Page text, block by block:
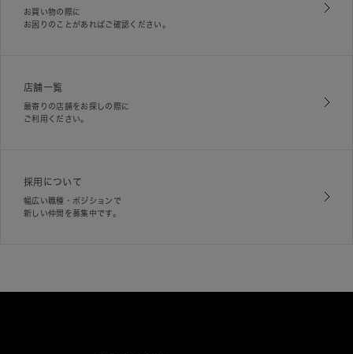
お買い物の際に
お困りのことがあればご確認ください。
店舗一覧
最寄りの店舗をお探しの際に
ご利用ください。
採用について
幅広い職種・ポジションで
新しい仲間を募集中です。